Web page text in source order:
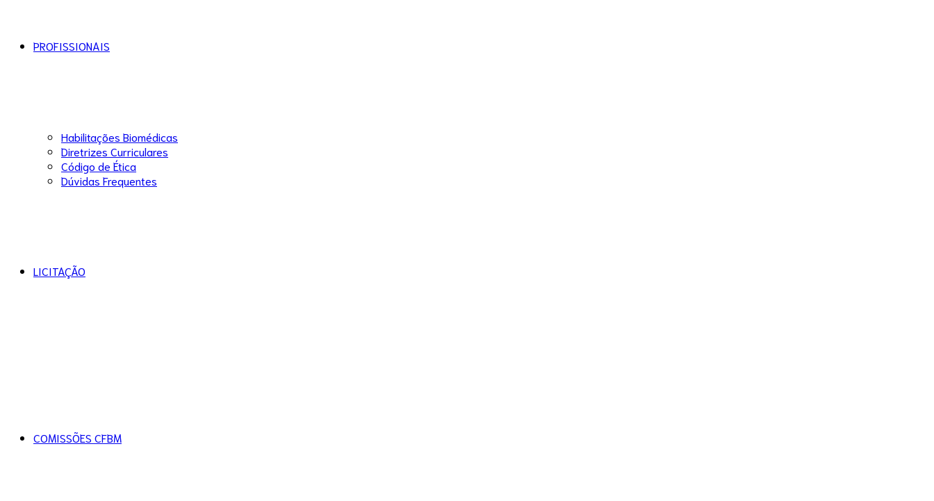
PROFISSIONAIS
Habilitações Biomédicas
Diretrizes Curriculares
Código de Ética
Dúvidas Frequentes
LICITAÇÃO
COMISSÕES CFBM